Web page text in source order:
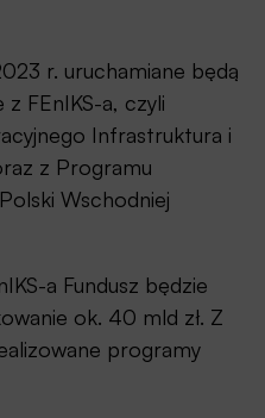
r. uruchamiane będą
FEnIKS-a, czyli
Infrastruktura i
z Programu
Wschodniej
a Fundusz będzie
ok. 40 mld zł. Z
programy